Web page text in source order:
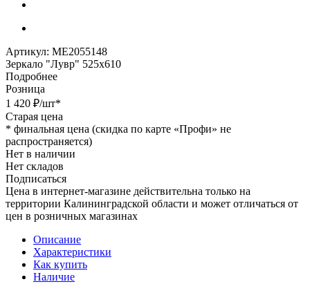
Артикул: МЕ2055148
Зеркало "Лувр" 525х610
Подробнее
Розница
1 420 ₽/шт*
Старая цена
* финальная цена (скидка по карте «Профи» не
распространяется)
Нет в наличии
Нет складов
Подписаться
Цена в интернет-магазине действительна только на
территории Калининградской области и может отличаться от
цен в розничных магазинах
Описание
Характеристики
Как купить
Наличие